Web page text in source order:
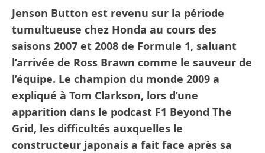
Jenson Button est revenu sur la période
tumultueuse chez Honda au cours des
saisons 2007 et 2008 de Formule 1, saluant
l’arrivée de Ross Brawn comme le sauveur de
l’équipe. Le champion du monde 2009 a
expliqué à Tom Clarkson, lors d’une
apparition dans le podcast F1 Beyond The
Grid, les difficultés auxquelles le
constructeur japonais a fait face après sa